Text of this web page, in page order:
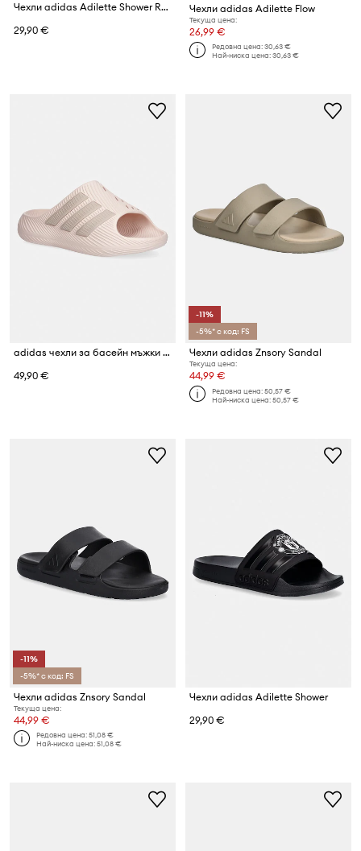
Чехли adidas Adilette Shower Real Madrid
29,90 €
Чехли adidas Adilette Flow
Текуща цена:
26,99 €
Редовна цена:30,63 €
Най-ниска цена:30,63 €
adidas чехли за басейн мъжки Purechill
49,90 €
-11%
-5%* с код: FS
Чехли adidas Znsory Sandal
Текуща цена:
44,99 €
Редовна цена:50,57 €
Най-ниска цена:50,57 €
-11%
-5%* с код: FS
Чехли adidas Znsory Sandal
Текуща цена:
44,99 €
Редовна цена:51,08 €
Най-ниска цена:51,08 €
Чехли adidas Adilette Shower
29,90 €